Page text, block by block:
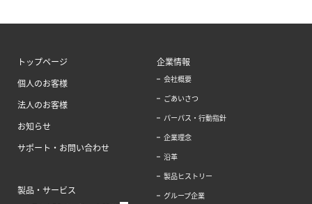
トップページ
個人のお客様
法人のお客様
お知らせ
サポート・お問い合わせ
製品・サービス
企業情報
会社概要
ごあいさつ
パーパス・行動指針
企業理念
沿革
製品ヒストリー
グループ企業